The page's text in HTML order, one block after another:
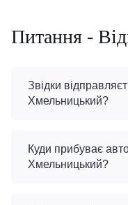
Питання -
Звідки
Хмельницький?
Куди прибуває
Хмельницький?